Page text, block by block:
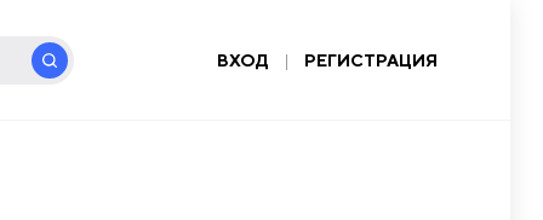
ВХОД | РЕГИСТРАЦИЯ